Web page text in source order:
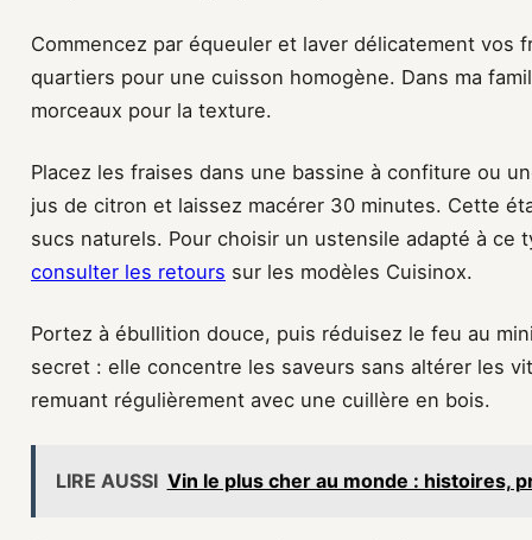
Commencez par équeuler et laver délicatement vos
quartiers pour une cuisson homogène. Dans ma
morceaux pour la texture.
Placez les fraises dans une bassine à confiture ou
jus de citron et laissez macérer 30 minutes. Cette
sucs naturels. Pour choisir un ustensile adapté à ce
consulter les retours sur les modèles Cuisinox.
Portez à ébullition douce, puis réduisez le feu au
secret : elle concentre les saveurs sans altérer les
remuant régulièrement avec une cuillère en bois.
LIRE AUSSI Vin le plus cher au monde : histoires,